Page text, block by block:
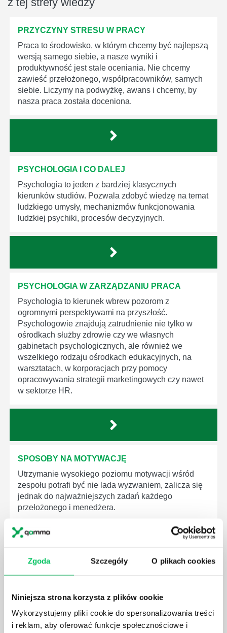
Zgoda Szczegóły O plikach cookies
Niniejsza strona korzysta z plików cookie
Wykorzystujemy pliki cookie do spersonalizowania treści
i reklam, aby oferować funkcje społecznościowe i
PRZYCZYNY STRESU W PRACY
Praca to środowisko, w którym chcemy być najlepszą
wersją samego siebie, a nasze wyniki i
produktywność jest stale oceniania. Nie chcemy
zawieść przełożonego, współpracowników, samych
siebie. Liczymy na podwyżkę, awans i chcemy, by
nasza praca została doceniona.
PSYCHOLOGIA I CO DALEJ
Psychologia to jeden z bardziej klasycznych
kierunków studiów. Pozwala zdobyć wiedzę na temat
ludzkiego umysły, mechanizmów funkcjonowania
ludzkiej psychiki, procesów decyzyjnych.
PSYCHOLOGIA W ZARZĄDZANIU PRACA
Psychologia to kierunek wbrew pozorom z
ogromnymi perspektywami na przyszłość.
Psychologowie znajdują zatrudnienie nie tylko w
ośrodkach służby zdrowie czy we własnych
gabinetach psychologicznych, ale również we
wszelkiego rodzaju ośrodkach edukacyjnych, na
warsztatach, w korporacjach przy pomocy
opracowywania strategii marketingowych czy nawet
w sektorze HR.
SPOSOBY NA MOTYWACJĘ
Utrzymanie wysokiego poziomu motywacji wśród
zespołu potrafi być nie lada wyzwaniem, zalicza się
jednak do najważniejszych zadań każdego
przełożonego i menedżera.
ROZMOWA MOTYWACYJNA Z PRACOWNIKIEM
i emocji rozmówcy, dzięki czemu pobudzamy w nim
głęboką potrzebę działania i stan emocjonalny
pozwalający na zdecydowane i śmiałe akcje.